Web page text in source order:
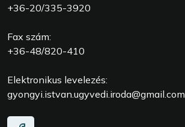
+36-20/335-3920
Fax szám:
+36-48/820-410
Elektronikus levelezés:
gyongyi.istvan.ugyvedi.iroda@gmail.com